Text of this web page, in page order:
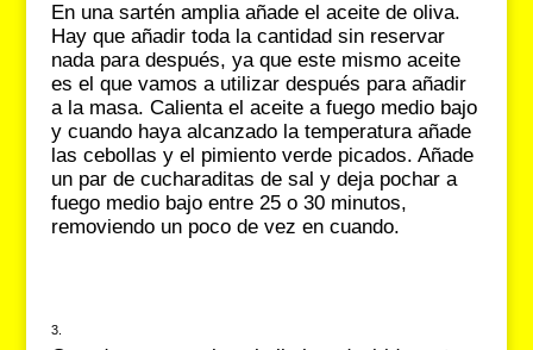
En una sartén amplia añade el aceite de oliva.
Hay que añadir toda la cantidad sin reservar
nada para después, ya que este mismo aceite
es el que vamos a utilizar después para añadir
a la masa. Calienta el aceite a fuego medio bajo
y cuando haya alcanzado la temperatura añade
las cebollas y el pimiento verde picados. Añade
un par de cucharaditas de sal y deja pochar a
fuego medio bajo entre 25 o 30 minutos,
removiendo un poco de vez en cuando.